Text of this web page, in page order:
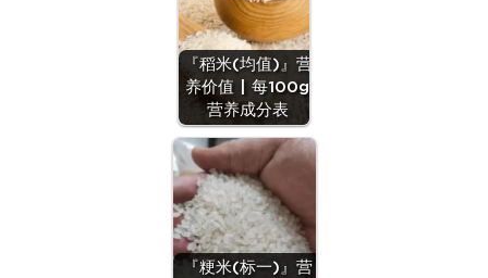
『稻米(均值)』营
养价值 | 每100g
营养成分表
『粳米(标一)』营